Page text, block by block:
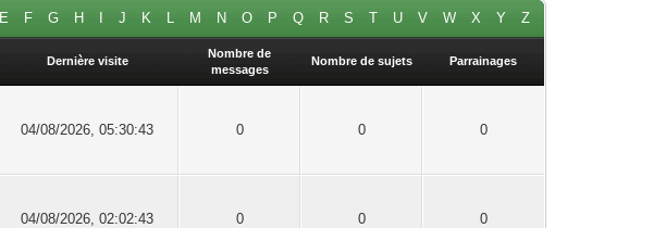
E F G H J K L M N O P Q R S T U V W X Y Z
Dernière visite
Nombre de
messages
Nombre de sujets Parrainages
04/08/2026, 05:30:43 0 0 0
04/08/2026, 02:02:43 0 0 0